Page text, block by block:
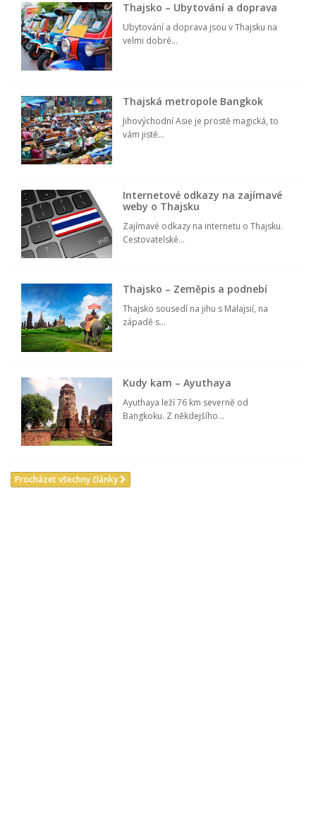
Thajsko – Ubytování a doprava
Ubytování a doprava jsou v Thajsku na
velmi dobré...
Thajská metropole Bangkok
Jihovýchodní Asie je prostě magická, to
vám jistě...
Internetové odkazy na zajímavé
weby o Thajsku
Zajímavé odkazy na internetu o Thajsku.
Cestovatelské...
Thajsko – Zeměpis a podnebí
Thajsko sousedí na jihu s Malajsií, na
západě s...
Kudy kam – Ayuthaya
Ayuthaya leží 76 km severně od
Bangkoku. Z někdejšího...
Procházet všechny články